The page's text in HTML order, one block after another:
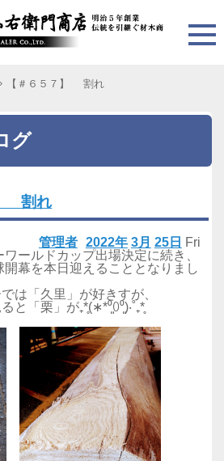
【＃６５７】 割れ
グ
割れ
2022年 3月 25日 Fri
管理者
ールドカップ出場決定に続き、
幕を本日迎えることとなりまし
は「久里」が好きすが、
「栗」が₊*̥(∗︎*⁰͈꒨⁰͈)‧˚₊*̥